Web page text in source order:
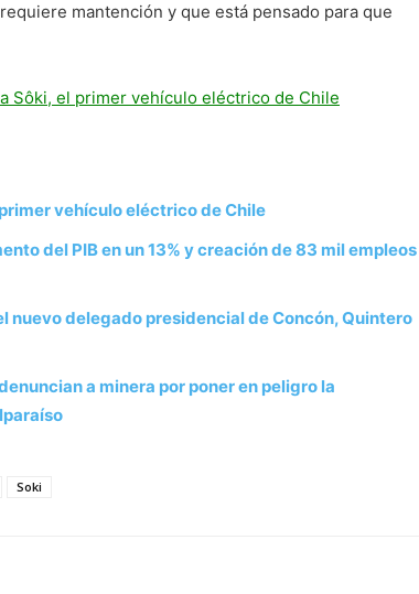
mantención y que está pensado para que
Sôki, el primer vehículo eléctrico de Chile
vehículo eléctrico de Chile
del PIB en un 13% y creación de 83 mil empleos
nuevo delegado presidencial de Concón, Quintero
a minera por poner en peligro la
Soki